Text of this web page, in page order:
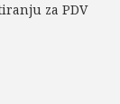
za PDV